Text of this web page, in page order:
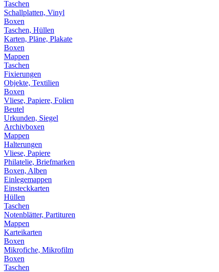
Taschen
Schallplatten, Vinyl
Boxen
Taschen, Hüllen
Karten, Pläne, Plakate
Boxen
Mappen
Taschen
Fixierungen
Objekte, Textilien
Boxen
Vliese, Papiere, Folien
Beutel
Urkunden, Siegel
Archivboxen
Mappen
Halterungen
Vliese, Papiere
Philatelie, Briefmarken
Boxen, Alben
Einlegemappen
Einsteckkarten
Hüllen
Taschen
Notenblätter, Partituren
Mappen
Karteikarten
Boxen
Mikrofiche, Mikrofilm
Boxen
Taschen